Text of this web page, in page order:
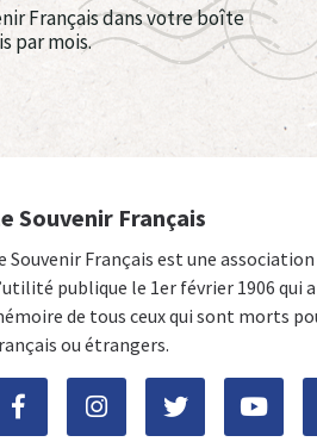
Français dans votre boîte
par mois.
Souvenir Français
Souvenir Français est une
publique le 1er février 1906 qui
de tous ceux qui sont morts
ou étrangers.